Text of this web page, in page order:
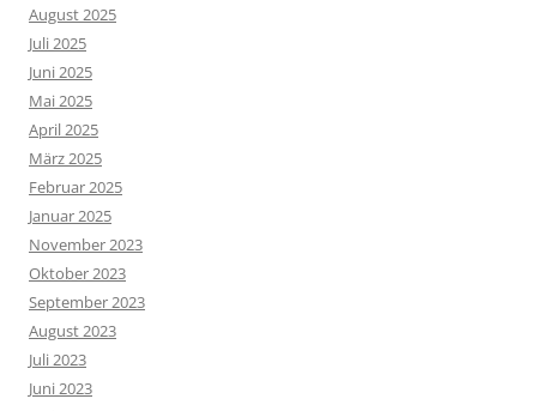
August 2025
Juli 2025
Juni 2025
Mai 2025
April 2025
März 2025
Februar 2025
Januar 2025
November 2023
Oktober 2023
September 2023
August 2023
Juli 2023
Juni 2023